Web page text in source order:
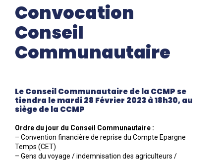
Convocation
Conseil
Communautaire
Le Conseil Communautaire de la CCMP se
tiendra le mardi 28 Février 2023 à 18h30, au
siège de la CCMP
Ordre du jour du Conseil Communautaire :
– Convention financière de reprise du Compte Epargne
Temps (CET)
– Gens du voyage / indemnisation des agriculteurs /